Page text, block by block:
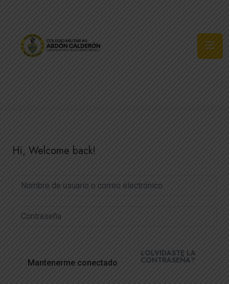
Hi, Welcome back!
Mantenerme conectado
¿OLVIDASTE LA
CONTRASEÑA?